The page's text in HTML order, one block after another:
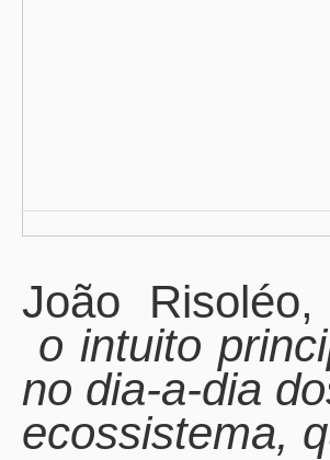
João Risoléo,
o intuito
no dia-a-dia
ecossistema,